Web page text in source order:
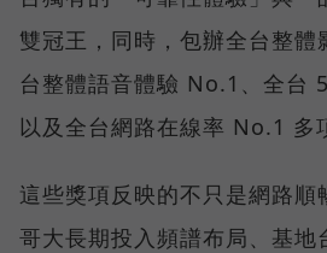
雙冠王，同時，包辦全台整
台整體語音體驗 No.1、全台
以及全台網路在線率 No.1 多
這些獎項反映的不只是網路順
哥大長期投入頻譜布局、基地